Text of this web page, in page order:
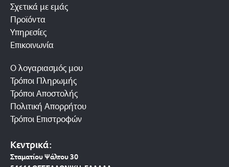
Σχετικά με εμάς
Προϊόντα
Υπηρεσίες
Επικοινωνία
Ο λογαριασμός μου
Τρόποι Πληρωμής
Τρόποι Αποστολής
Πολιτική Απορρήτου
Τρόποι Επιστροφών
Κεντρικά:
Σταματίου Ψάλτου 30